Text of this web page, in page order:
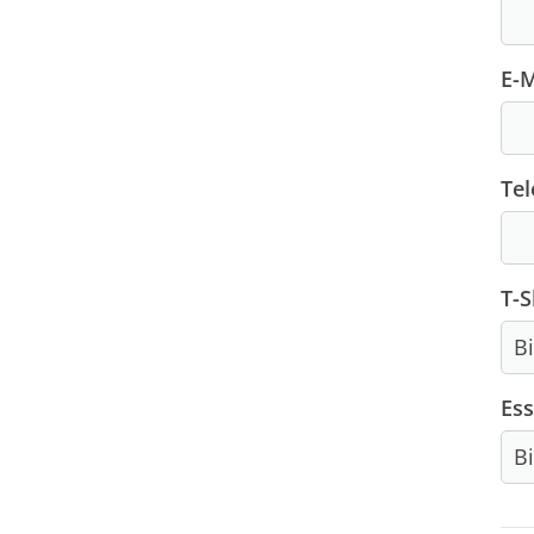
E-
T-